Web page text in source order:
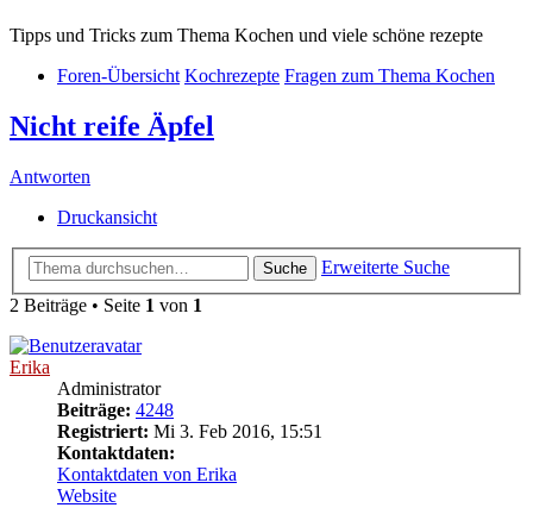
Tipps und Tricks zum Thema Kochen und viele schöne rezepte
Foren-Übersicht Kochrezepte Fragen zum Thema Kochen
Nicht reife Äpfel
Antworten
Druckansicht
Suche
Erweiterte Suche
2 Beiträge • Seite 1 von 1
Erika
Administrator
Beiträge: 4248
Registriert: Mi 3. Feb 2016, 15:51
Kontaktdaten:
Kontaktdaten von Erika
Website